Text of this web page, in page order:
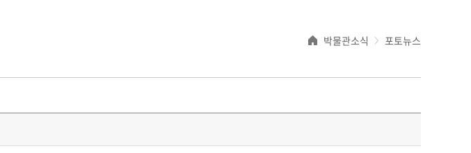
박물관소식 > 포토뉴스